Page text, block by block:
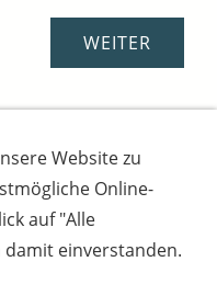
Streitschlichtung
Bezahlsysteme
Cookies
Kt-Inhaber:
Website zu
Online-
auf "Alle
damit einverstanden.